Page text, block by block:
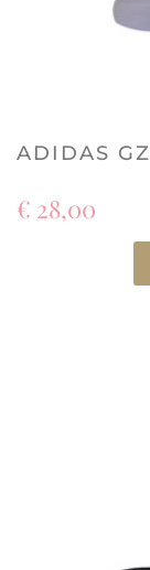
ADIDAS
€ 28,00